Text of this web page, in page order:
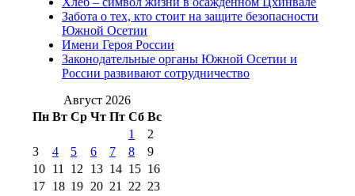
августа 2016 г(10)№98 5 июля 2014 г(10)
№98 8 августа 2013 г
августа 2012 г(14) №98+99 11 июля
2017 г(9)
№99 4 августа
2016 г(12) №99 8 июля 2014 г
августа 2012 г(11)
августа 2013 г
(12)
Забота о тех, кто стоит на защите безопасности
Южной Осетии
Имени Героя России
Законодательные органы Южной Осетии и
России развивают сотрудничество
Август 2026
Пн Вт Ср Чт Пт Сб Вс
1
2
3
4 5 6 7 8
9
10 11 12 13 14 15 16
17 18 19 20 21 22 23